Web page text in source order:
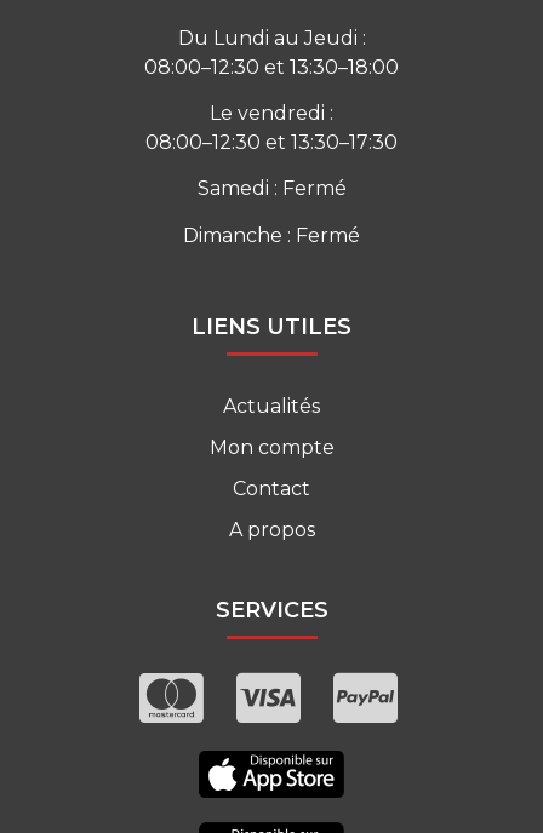
Du Lundi au Jeudi :
08:00–12:30 et 13:30–18:00
Le vendredi :
08:00–12:30 et 13:30–17:30
Samedi : Fermé
Dimanche : Fermé
LIENS UTILES
Actualités
Mon compte
Contact
A propos
SERVICES